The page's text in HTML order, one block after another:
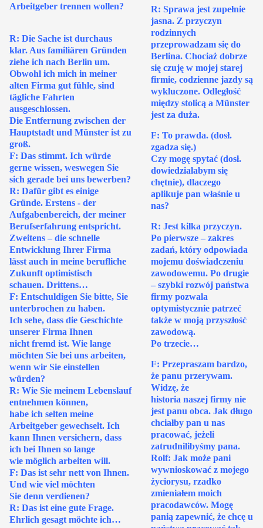
Arbeitgeber trennen wollen?
R: Die Sache ist durchaus
klar. Aus familiären Gründen
ziehe ich nach Berlin um.
Obwohl ich mich in meiner
alten Firma gut fühle, sind
tägliche Fahrten
ausgeschlossen.
Die Entfernung zwischen der
Hauptstadt und Münster ist zu
groß.
F: Das stimmt. Ich würde
gerne wissen, weswegen Sie
sich gerade bei uns bewerben?
R: Dafür gibt es einige
Gründe. Erstens - der
Aufgabenbereich, der meiner
Berufserfahrung entspricht.
Zweitens – die schnelle
Entwicklung Ihrer Firma
lässt auch in meine berufliche
Zukunft optimistisch
schauen. Drittens…
F: Entschuldigen Sie bitte, Sie
unterbrochen zu haben.
Ich sehe, dass die Geschichte
unserer Firma Ihnen
nicht fremd ist. Wie lange
möchten Sie bei uns arbeiten,
wenn wir Sie einstellen
würden?
R: Wie Sie meinem Lebenslauf
entnehmen können,
habe ich selten meine
Arbeitgeber gewechselt. Ich
kann Ihnen versichern, dass
ich bei Ihnen so lange
wie möglich arbeiten will.
F: Das ist sehr nett von Ihnen.
Und wie viel möchten
Sie denn verdienen?
R: Das ist eine gute Frage.
Ehrlich gesagt möchte ich…
R: Sprawa jest zupełnie
jasna. Z przyczyn
rodzinnych
przeprowadzam się do
Berlina. Chociaż dobrze
się czuję w mojej starej
firmie, codzienne jazdy są
wykluczone. Odległość
między stolicą a Münster
jest za duża.
F: To prawda. (dosł.
zgadza się.)
Czy mogę spytać (dosł.
dowiedziałabym się
chętnie), dlaczego
aplikuje pan właśnie u
nas?
R: Jest kilka przyczyn.
Po pierwsze – zakres
zadań, który odpowiada
mojemu doświadczeniu
zawodowemu. Po drugie
– szybki rozwój państwa
firmy pozwala
optymistycznie patrzeć
także w moją przyszłość
zawodową.
Po trzecie…
F: Przepraszam bardzo,
że panu przerywam.
Widzę, że
historia naszej firmy nie
jest panu obca. Jak długo
chciałby pan u nas
pracować, jeżeli
zatrudnilibyśmy pana.
Rolf: Jak może pani
wywnioskować z mojego
życiorysu, rzadko
zmieniałem moich
pracodawców. Mogę
panią zapewnić, że chcę u